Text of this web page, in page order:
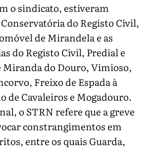
o sindicato, estiveram
do Registo Civil,
de Mirandela e as
do Registo Civil, Predial e
Miranda do Douro, Vimioso,
Freixo de Espada à
de Cavaleiros e Mogadouro.
o STRN refere que a greve
constrangimentos em
entre os quais Guarda,